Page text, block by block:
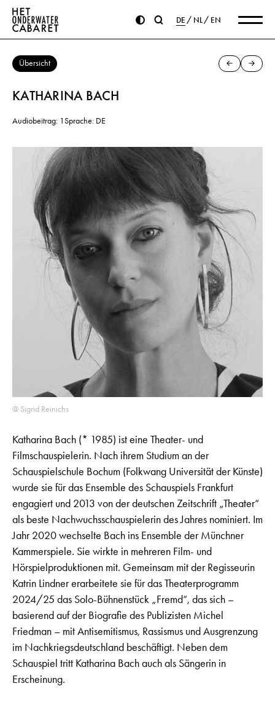
DE NL EN
Übersicht
KATHARINA BACH
Audiobeitrag: 1Sprache: DE
@ Sigrid Reinichs
Katharina Bach (* 1985) ist eine Theater- und
Filmschauspielerin. Nach ihrem Studium an der
Schauspielschule Bochum (Folkwang Universität der Künste)
wurde sie für das Ensemble des Schauspiels Frankfurt
engagiert und 2013 von der deutschen Zeitschrift „Theater“
als beste Nachwuchsschauspielerin des Jahres nominiert. Im
Jahr 2020 wechselte Bach ins Ensemble der Münchner
Kammerspiele. Sie wirkte in mehreren Film- und
Hörspielproduktionen mit. Gemeinsam mit der Regisseurin
Katrin Lindner erarbeitete sie für das Theaterprogramm
2024/25 das Solo-Bühnenstück „Fremd“, das sich –
basierend auf der Biografie des Publizisten Michel
Friedman – mit Antisemitismus, Rassismus und Ausgrenzung
im Nachkriegsdeutschland beschäftigt. Neben dem
Schauspiel tritt Katharina Bach auch als Sängerin in
Erscheinung.